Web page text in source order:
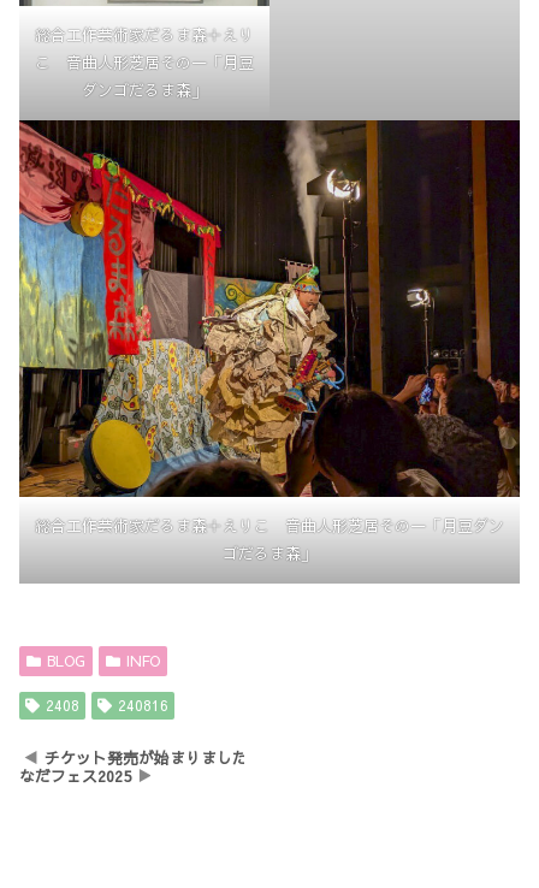
総合工作芸術家だるま森＋えり
こ 音曲人形芝居その一「月豆
ダンゴだるま森」
総合工作芸術家だるま森＋えりこ 音曲人形芝居その一「月豆ダン
ゴだるま森」
BLOG INFO
2408 240816
チケット発売が始まりました
なだフェス2025